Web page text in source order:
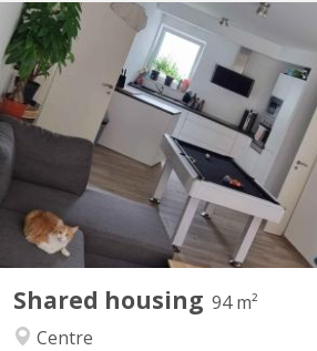
Shared housing 94 m²
Centre
Bonjour, La seconde chambre
chambres. idéale pour un premier
meublé sauf la chambre. Disponible
2026, négociable plus tôt (début aout).
un appartement au centre de Courbevoie